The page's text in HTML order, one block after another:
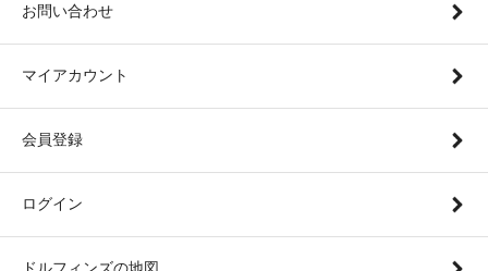
お問い合わせ
マイアカウント
会員登録
ログイン